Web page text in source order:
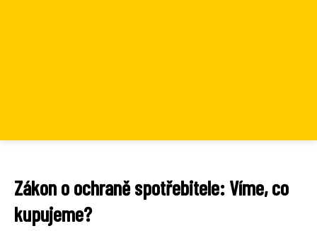
Zákon o ochraně spotřebitele: Víme, co
kupujeme?